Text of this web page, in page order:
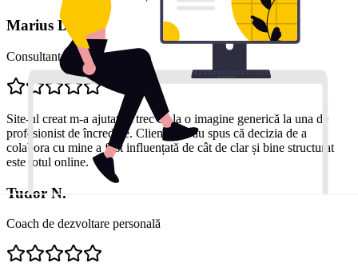
Marius D.
Consultant financiar
Site-ul creat m-a ajutat să trec de la o imagine generică la una de
profesionist de încredere. Clienții mi-au spus că decizia de a
colabora cu mine a fost influențată de cât de clar și bine structurat
este totul online.
Tudor N.
Coach de dezvoltare personală